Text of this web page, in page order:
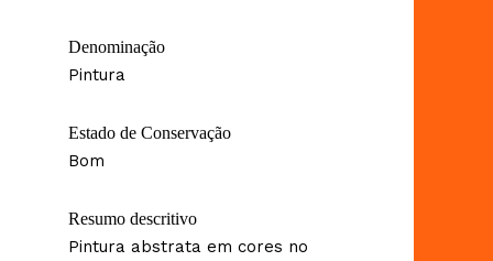
Denominação
Pintura
Estado de Conservação
Bom
Resumo descritivo
Pintura abstrata em cores no